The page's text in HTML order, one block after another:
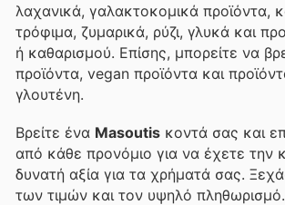
λαχανικά, γαλακτοκομικά προϊόντα,
τρόφιμα, ζυμαρικά, ρύζι, γλυκά και
ή καθαρισμού. Επίσης, μπορείτε να
προϊόντα, vegan προϊόντα και
γλουτένη.
Βρείτε ένα Masoutis κοντά σας και
από κάθε προνόμιο για να έχετε την
δυνατή αξία για τα χρήματά σας.
των τιμών και τον υψηλό